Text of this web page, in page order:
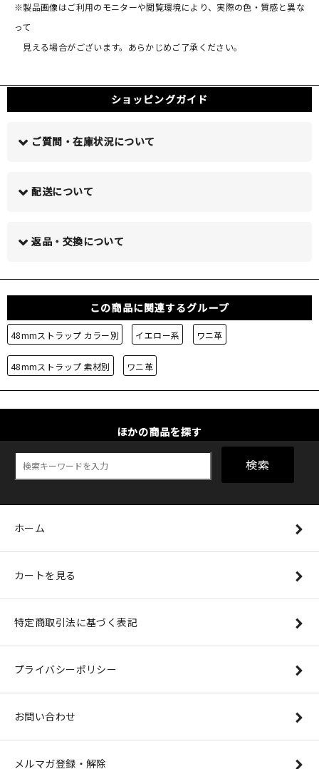
※製品画像はご利用のモニターや閲覧環境により、実際の色・質感と異な
って
見える場合がございます。あらかじめご了承ください。
ショッピングガイド
ご質問・在庫状況について
配送について
返品・交換について
この商品に関連するグループ
48mmストラップ カラー別 イエロー系 ワニ革
48mmストラップ 素材別 ワニ革
ほかの商品を探す
検索
ホーム
カートを見る
特定商取引法に基づく表記
プライバシーポリシー
お問い合わせ
メルマガ登録・解除